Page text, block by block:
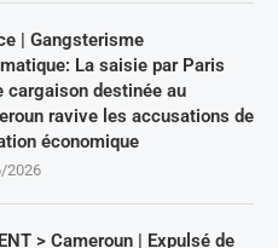
| Gangsterisme
La saisie par Paris
cargaison destinée au
ravive les accusations de
économique
2026
> Cameroun | Expulsé de